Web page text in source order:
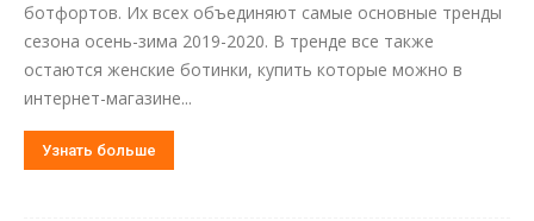
ботфортов. Их всех объединяют самые основные тренды
сезона осень-зима 2019-2020. В тренде все также
остаются женские ботинки, купить которые можно в
интернет-магазине...
Узнать больше